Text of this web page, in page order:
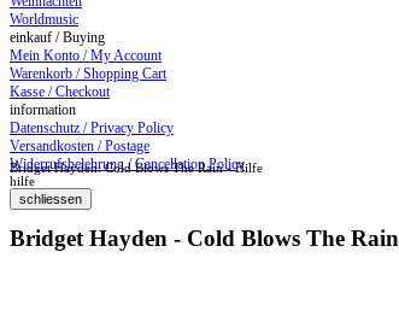
Worldmusic
einkauf / Buying
Mein Konto / My Account
Warenkorb / Shopping Cart
Kasse / Checkout
information
Datenschutz / Privacy Policy
Versandkosten / Postage
Widerrufsbelehrung / Cancellation Policy
Bridget Hayden: Cold Blows The Rain - Hilfe
hilfe
Bridget Hayden - Cold Blows The Rain